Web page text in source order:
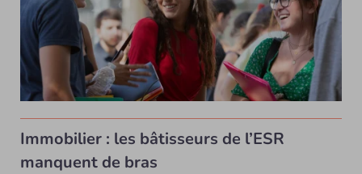
Immobilier : les bâtisseurs de l’ESR
manquent de bras